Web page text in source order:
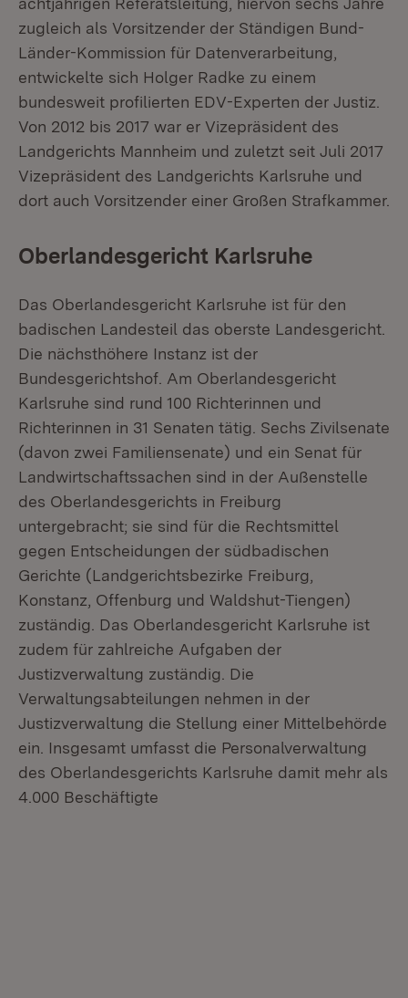
zugleich als Vorsitzender der Ständigen Bund-
Länder-Kommission für Datenverarbeitung,
entwickelte sich Holger Radke zu einem
bundesweit profilierten EDV-Experten der Justiz.
Von 2012 bis 2017 war er Vizepräsident des
Landgerichts Mannheim und zuletzt seit Juli 2017
Vizepräsident des Landgerichts Karlsruhe und
dort auch Vorsitzender einer Großen Strafkammer.
Oberlandesgericht Karlsruhe
Das Oberlandesgericht Karlsruhe ist für den
badischen Landesteil das oberste Landesgericht.
Die nächsthöhere Instanz ist der
Bundesgerichtshof. Am Oberlandesgericht
Karlsruhe sind rund 100 Richterinnen und
Richterinnen in 31 Senaten tätig. Sechs Zivilsenate
(davon zwei Familiensenate) und ein Senat für
Landwirtschaftssachen sind in der Außenstelle
des Oberlandesgerichts in Freiburg
untergebracht; sie sind für die Rechtsmittel
gegen Entscheidungen der südbadischen
Gerichte (Landgerichtsbezirke Freiburg,
Konstanz, Offenburg und Waldshut-Tiengen)
zuständig. Das Oberlandesgericht Karlsruhe ist
zudem für zahlreiche Aufgaben der
Justizverwaltung zuständig. Die
Verwaltungsabteilungen nehmen in der
Justizverwaltung die Stellung einer Mittelbehörde
ein. Insgesamt umfasst die Personalverwaltung
des Oberlandesgerichts Karlsruhe damit mehr als
4.000 Beschäftigte